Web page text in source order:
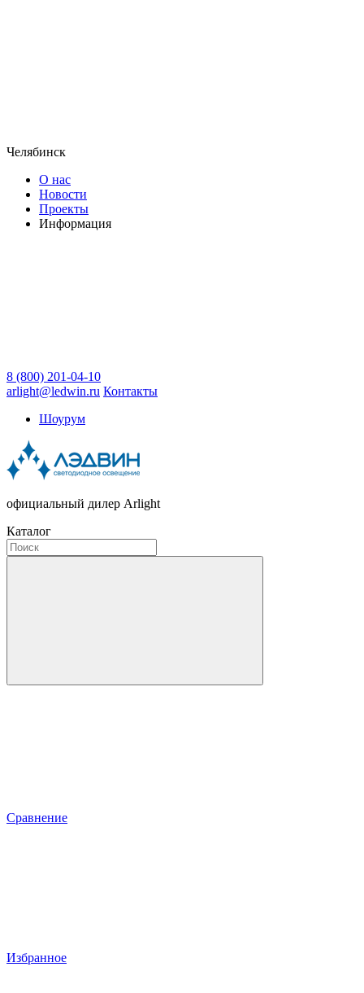
Челябинск
О нас
Новости
Проекты
Информация
8 (800) 201-04-10
arlight@ledwin.ru Контакты
Шоурум
официальный дилер Arlight
Каталог
Сравнение
Избранное